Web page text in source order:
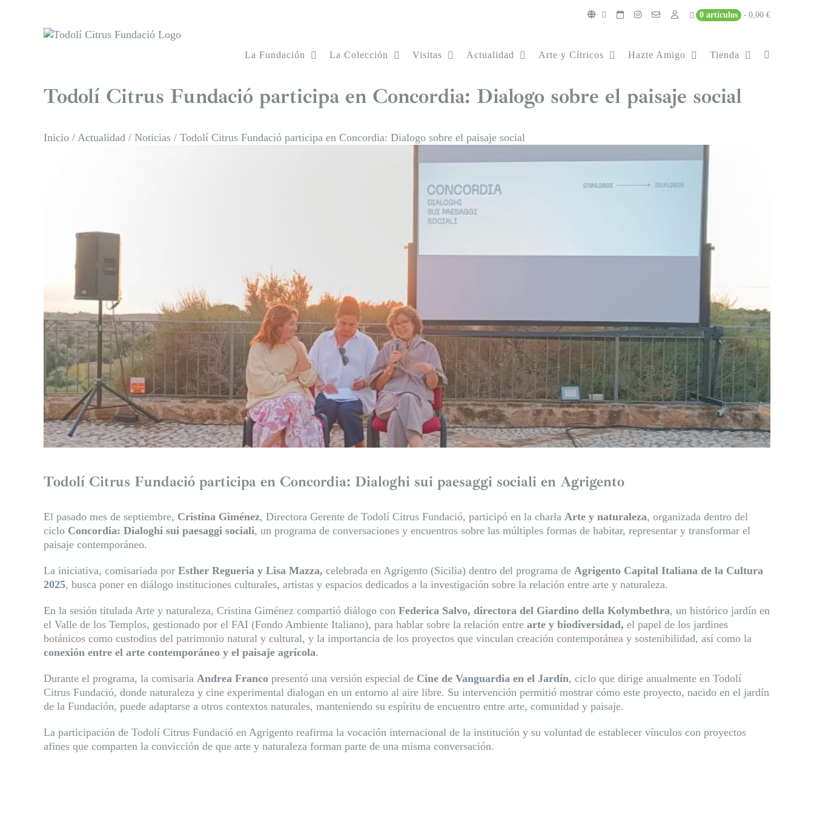
0 artículos 0,00 €
La Fundación La Colección Visitas Actualidad Arte y Cítricos Hazte Amigo Tienda
Todolí Citrus Fundació participa en Concordia: Dialogo sobre el paisaje social
Inicio / Actualidad / Noticias / Todolí Citrus Fundació participa en Concordia: Dialogo sobre el paisaje social
Todolí Citrus Fundació participa en Concordia: Dialoghi sui paesaggi sociali en Agrigento
El pasado mes de septiembre, Cristina Giménez, Directora Gerente de Todolí Citrus Fundació, participó en la charla Arte y naturaleza, organizada dentro del
ciclo Concordia: Dialoghi sui paesaggi sociali, un programa de conversaciones y encuentros sobre las múltiples formas de habitar, representar y transformar el
paisaje contemporáneo.
La iniciativa, comisariada por Esther Regueria y Lisa Mazza, celebrada en Agrigento (Sicilia) dentro del programa de Agrigento Capital Italiana de la Cultura
2025, busca poner en diálogo instituciones culturales, artistas y espacios dedicados a la investigación sobre la relación entre arte y naturaleza.
En la sesión titulada Arte y naturaleza, Cristina Giménez compartió diálogo con Federica Salvo, directora del Giardino della Kolymbethra, un histórico jardín en
el Valle de los Templos, gestionado por el FAI (Fondo Ambiente Italiano), para hablar sobre la relación entre arte y biodiversidad, el papel de los jardines
botánicos como custodios del patrimonio natural y cultural, y la importancia de los proyectos que vinculan creación contemporánea y sostenibilidad, así como la
conexión entre el arte contemporáneo y el paisaje agrícola.
Durante el programa, la comisaria Andrea Francopresentó una versión especial de Cine de Vanguardia en el Jardín, ciclo que dirige anualmente en Todolí
Citrus Fundació, donde naturaleza y cine experimental dialogan en un entorno al aire libre. Su intervención permitió mostrar cómo este proyecto, nacido en el jardín
de la Fundación, puede adaptarse a otros contextos naturales, manteniendo su espíritu de encuentro entre arte, comunidad y paisaje.
La participación de Todolí Citrus Fundació en Agrigento reafirma la vocación internacional de la institución y su voluntad de establecer vínculos con proyectos
afines que comparten la convicción de que arte y naturaleza forman parte de una misma conversación.